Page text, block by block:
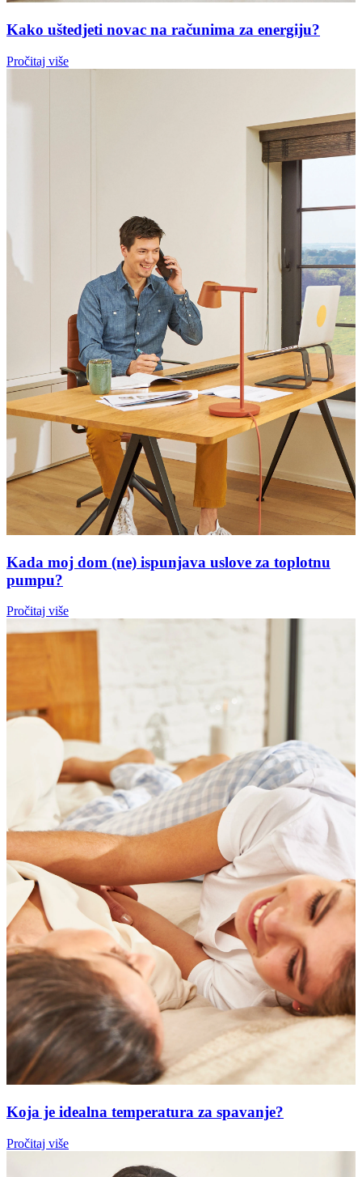
Kako uštedjeti novac na računima za energiju?
Pročitaj više
Kada moj dom (ne) ispunjava uslove za toplotnu
pumpu?
Pročitaj više
Koja je idealna temperatura za spavanje?
Pročitaj više